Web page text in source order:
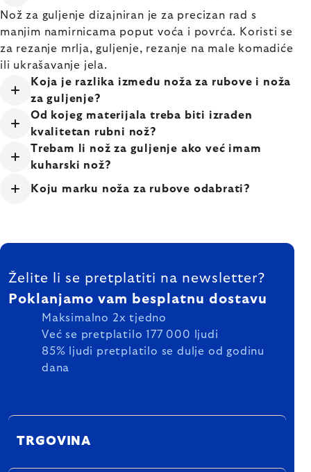
Nož za guljenje dizajniran je za precizan rad s
manjim namirnicama poput voća i povrća. Koristi se
za rezanje mrlja, guljenje, rezanje na male komadiće
ili ukrašavanje jela.
Koja je razlika između noža za rubove i noža
za guljenje?
Od kojeg materijala treba biti izrađen
kvalitetan rubni nož?
Trebam li nož za guljenje ako već imam
kuharski nož?
Koju marku noža za rubove odabrati?
FOOTER
Želite li se pretplatiti na newsletter?
Poklanjamo vam besplatnu dostavu
Maksimalno 2x tjedno
Već se pretplatilo 177 000 ljudi
85% ljudi pretplatilo se dulje od godinu
dana
TRGOVINA